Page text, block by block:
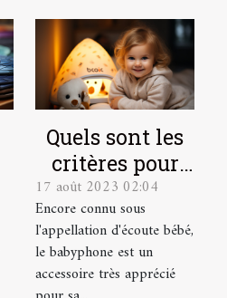
Quels sont les
critères pour
choisir le
meilleur
babyphone
vidéo ?
17 août 2023 02:04
Encore connu sous
l'appellation d'écoute bébé,
le babyphone est un
accessoire très apprécié